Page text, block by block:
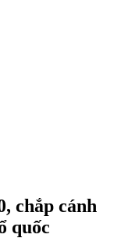
chắp cánh
quốc